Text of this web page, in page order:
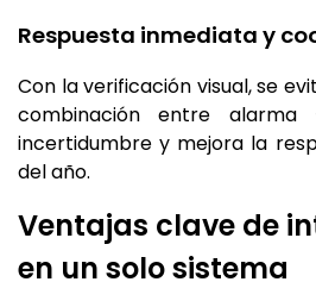
Respuesta inmediata y
Con la verificación visual, se
combinación entre
incertidumbre y mejora la
del año.
Ventajas clave de
en un solo sistema